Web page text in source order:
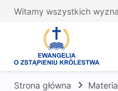
Witamy wszystkich
Strona główna